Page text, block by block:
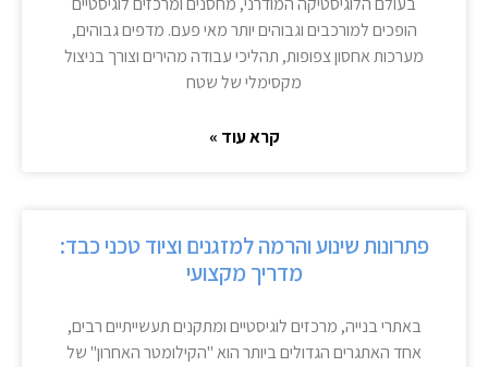
הופכים למורכבים וגבוהים יותר מאי פעם. מדפים גבוהים,
מערכות אחסון צפופות, תהליכי עבודה מהירים וצורך בניצול
מקסימלי של שטח
קרא עוד »
פתרונות שינוע והרמה למזגנים וציוד טכני כבד:
מדריך מקצועי
באתרי בנייה, מרכזים לוגיסטיים ומתקנים תעשייתיים רבים,
אחד האתגרים הגדולים ביותר הוא "הקילומטר האחרון" של